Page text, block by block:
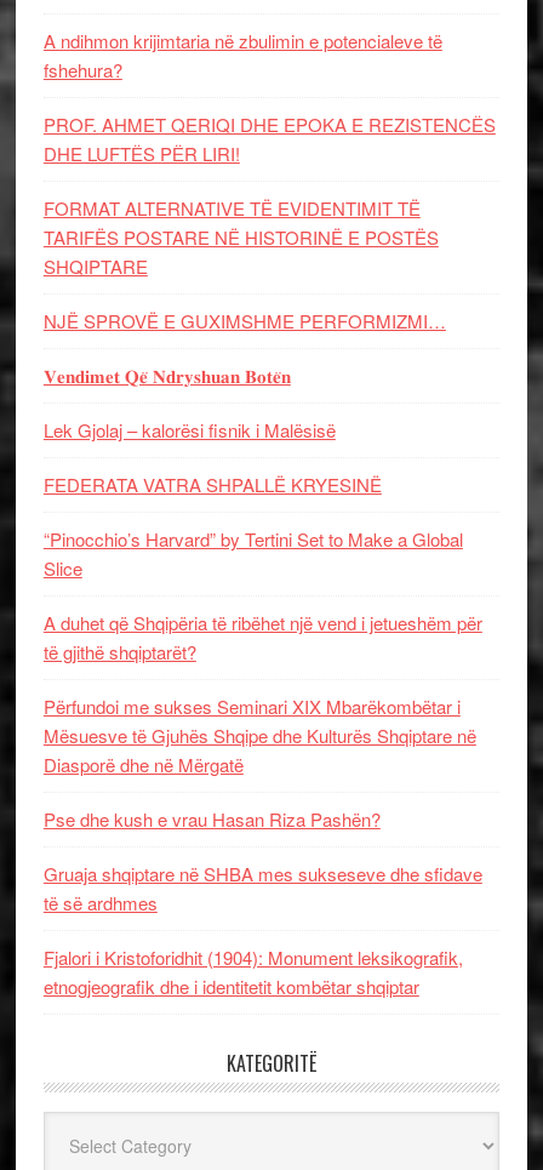
A ndihmon krijimtaria në zbulimin e potencialeve të
fshehura?
PROF. AHMET QERIQI DHE EPOKA E REZISTENCЁS
DHE LUFTЁS PЁR LIRI!
FORMAT ALTERNATIVE TË EVIDENTIMIT TË
TARIFËS POSTARE NË HISTORINË E POSTËS
SHQIPTARE
NJË SPROVË E GUXIMSHME PERFORMIZMI…
𝐕𝐞𝐧𝐝𝐢𝐦𝐞𝐭 𝐐𝐞̈ 𝐍𝐝𝐫𝐲𝐬𝐡𝐮𝐚𝐧 𝐁𝐨𝐭𝐞̈𝐧
Lek Gjolaj – kalorësi fisnik i Malësisë
FEDERATA VATRA SHPALLË KRYESINË
“Pinocchio’s Harvard” by Tertini Set to Make a Global
Slice
A duhet që Shqipëria të ribëhet një vend i jetueshëm për
të gjithë shqiptarët?
Përfundoi me sukses Seminari XIX Mbarëkombëtar i
Mësuesve të Gjuhës Shqipe dhe Kulturës Shqiptare në
Diasporë dhe në Mërgatë
Pse dhe kush e vrau Hasan Riza Pashën?
Gruaja shqiptare në SHBA mes sukseseve dhe sfidave
të së ardhmes
Fjalori i Kristoforidhit (1904): Monument leksikografik,
etnogjeografik dhe i identitetit kombëtar shqiptar
KATEGORITË